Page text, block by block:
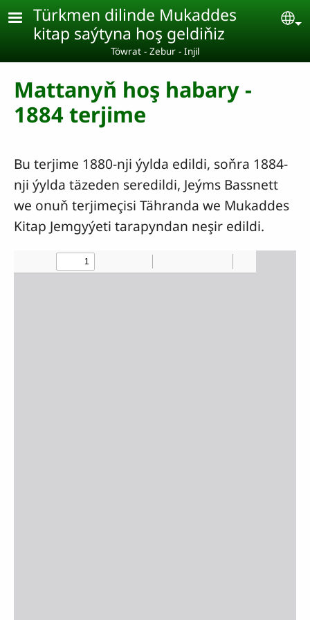
Skip to main content
Türkmen dilinde Mukaddes
kitap saýtyna hoş geldiňiz
Töwrat - Zebur - Injil
Mattanyň hoş habary -
1884 terjime
Bu terjime 1880-nji ýylda edildi, soňra 1884-
nji ýylda täzeden seredildi, Jeýms Bassnett
we onuň terjimeçisi Tähranda we Mukaddes
Kitap Jemgyýeti tarapyndan neşir edildi.